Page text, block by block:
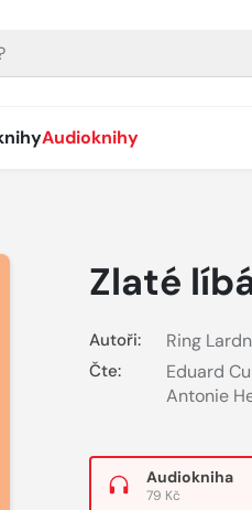
Audioknihy
Zlaté
Autoři: Ring
Čte: Eduard
Antonie
Audiokniha
79 Kč